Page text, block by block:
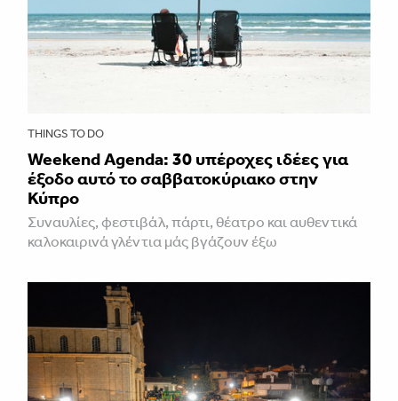
THINGS TO DO
Weekend Agenda: 30 υπέροχες ιδέες για
έξοδο αυτό το σαββατοκύριακο στην
Κύπρο
Συναυλίες, φεστιβάλ, πάρτι, θέατρο και αυθεντικά
καλοκαιρινά γλέντια μάς βγάζουν έξω